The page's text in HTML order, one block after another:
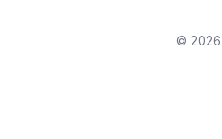
© 2026